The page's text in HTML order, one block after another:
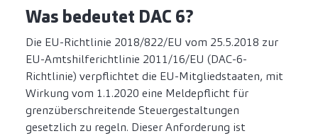
Was bedeutet DAC 6?
Die EU-Richtlinie 2018/822/EU vom 25.5.2018 zur
EU-Amtshilferichtlinie 2011/16/EU (DAC-6-
Richtlinie) verpflichtet die EU-Mitgliedstaaten, mit
Wirkung vom 1.1.2020 eine Meldepflicht für
grenzüberschreitende Steuergestaltungen
gesetzlich zu regeln. Dieser Anforderung ist